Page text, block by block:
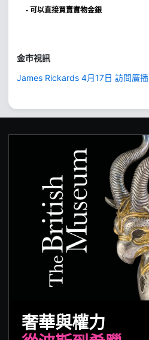
- 可以直接買賣實物金銀
金市視訊
James Rickards 4月17日 訪問廣播
奢華與權力